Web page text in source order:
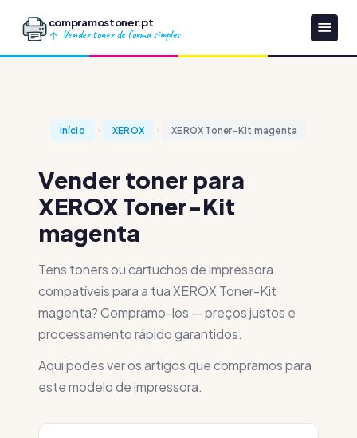
compramostoner.pt
Vender toner de forma simples
Início XEROX XEROX Toner-Kit magenta
Vender toner para
XEROX Toner-Kit
magenta
Tens toners ou cartuchos de impressora
compatíveis para a tua XEROX Toner-Kit
magenta? Compramo-los — preços justos e
processamento rápido garantidos.
Aqui podes ver os artigos que compramos para
este modelo de impressora.